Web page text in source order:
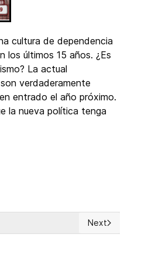
cultura de dependencia
los últimos 15 años. ¿Es
La actual
verdaderamente
entrado el año próximo.
la nueva política tenga
Unidos o una penetraciónNext article:
Next